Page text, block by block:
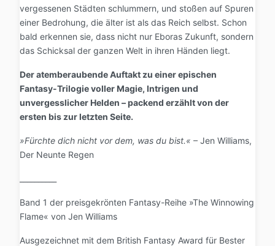
vergessenen Städten schlummern, und stoßen auf Spuren
einer Bedrohung, die älter ist als das Reich selbst. Schon
bald erkennen sie, dass nicht nur Eboras Zukunft, sondern
das Schicksal der ganzen Welt in ihren Händen liegt.
Der atemberaubende Auftakt zu einer epischen
Fantasy-Trilogie voller Magie, Intrigen und
unvergesslicher Helden – packend erzählt von der
ersten bis zur letzten Seite.
»Fürchte dich nicht vor dem, was du bist.« – Jen Williams,
Der Neunte Regen
Band 1 der preisgekrönten Fantasy-Reihe »The Winnowing
Flame« von Jen Williams
Ausgezeichnet mit dem British Fantasy Award für Bester